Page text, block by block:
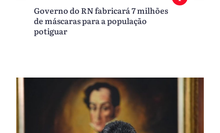
Governo do RN fabricará 7 milhões
de máscaras para a população
potiguar